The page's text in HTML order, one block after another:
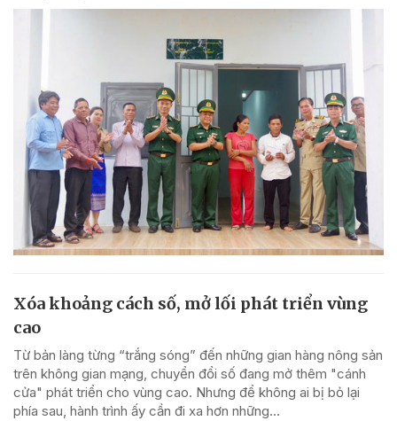
Xóa khoảng cách số, mở lối phát triển vùng
cao
Từ bản làng từng “trắng sóng” đến những gian hàng nông sản
trên không gian mạng, chuyển đổi số đang mở thêm "cánh
cửa" phát triển cho vùng cao. Nhưng để không ai bị bỏ lại
phía sau, hành trình ấy cần đi xa hơn những...